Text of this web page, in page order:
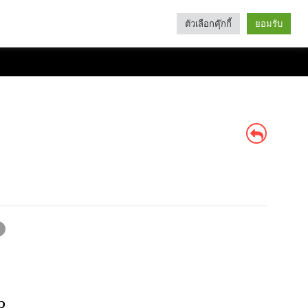
Categories
ตัวเลือกคุ๊กกี้ ยอมรับ